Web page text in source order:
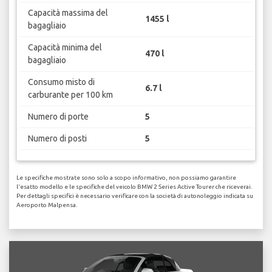
Capacità massima del
bagagliaio
1455 l
Capacità minima del
bagagliaio
470 l
Consumo misto di
carburante per 100 km
6.7 l
Numero di porte 5
Numero di posti 5
Le specifiche mostrate sono solo a scopo informativo, non possiamo garantire
l'esatto modello e le specifiche del veicolo BMW 2 Series Active Tourer che riceverai.
Per dettagli specifici è necessario verificare con la società di autonoleggio indicata su
Aeroporto Malpensa.